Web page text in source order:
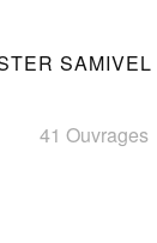
41 Ouvrages